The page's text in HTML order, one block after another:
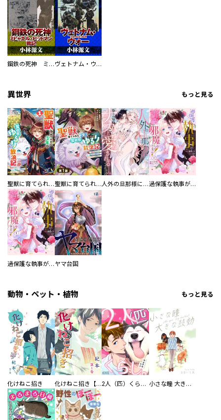
鋼鉄の死神 ミヒャエル・ビットマン戦記 ヴェトナム・ウォー VIETNAM WAR
異世界 もっと見る
聖獣に育てられた少年の異世界ゆるり放浪記～神様からもらったチート魔法で、仲間たちとスローライフを満喫中～ 聖獣に育てられた少年の異世界ゆるり放浪記～神様からもらったチート魔法で、仲間たちとスローライフを満喫中～【分冊版】 人外の旦那様に娶られ毎晩ナカまで愛される…。アンソロジー 過保護な執事が私の婚活を邪魔してきます！ 分冊版
過保護な執事が私の婚活を邪魔してきます！ ヤマ台国
動物・ペット・植物 もっと見る
化けねこ招き 化けねこ招き【描きおろし付合冊版】 2人（匹）くらし。 小さな瞳 大きな鼓動